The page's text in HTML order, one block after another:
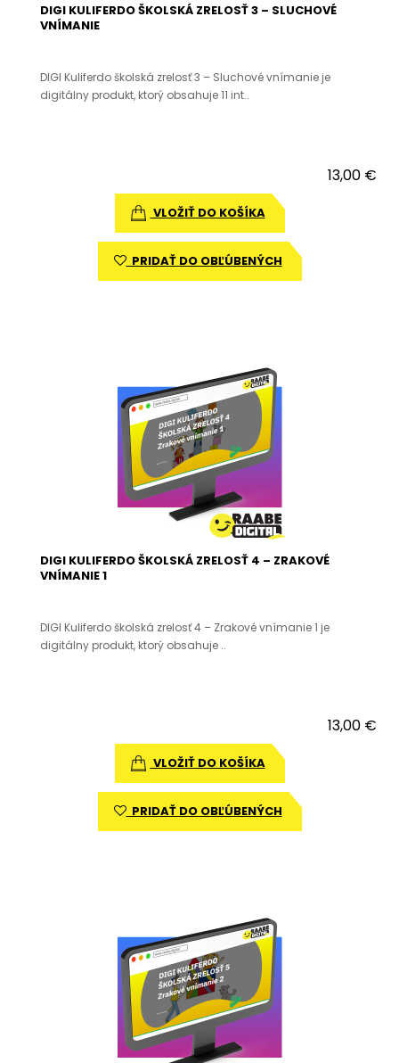
DIGI KULIFERDO ŠKOLSKÁ ZRELOSŤ 3 – SLUCHOVÉ
VNÍMANIE
DIGI Kuliferdo školská zrelosť 3 – Sluchové vnímanie je
digitálny produkt, ktorý obsahuje 11 int..
13,00 €
VLOŽIŤ DO KOŠÍKA
PRIDAŤ DO OBĽÚBENÝCH
DIGI KULIFERDO ŠKOLSKÁ ZRELOSŤ 4 – ZRAKOVÉ
VNÍMANIE 1
DIGI Kuliferdo školská zrelosť 4 – Zrakové vnímanie 1 je
digitálny produkt, ktorý obsahuje ..
13,00 €
VLOŽIŤ DO KOŠÍKA
PRIDAŤ DO OBĽÚBENÝCH